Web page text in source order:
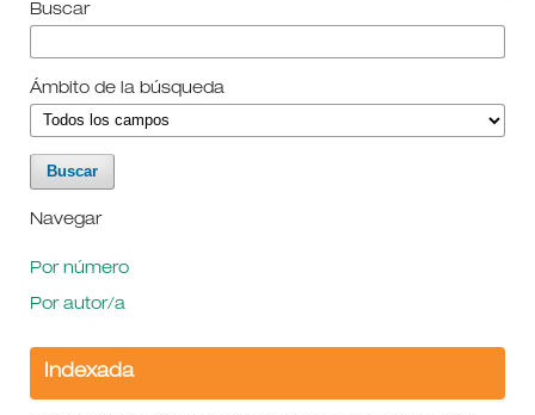
Buscar
Ámbito de la búsqueda
Navegar
Por número
Por autor/a
Indexada